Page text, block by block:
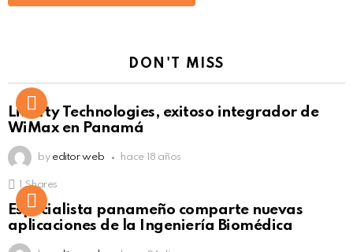
DON'T MISS
Liberty Technologies, exitoso integrador de
WiMax en Panamá
by editor web hace 18 años
Click to view this post
Shares
Especialista panameño comparte nuevas
aplicaciones de la Ingeniería Biomédica